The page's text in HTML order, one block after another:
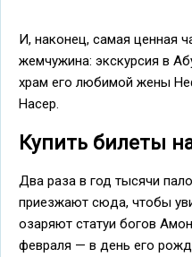
И, наконец, самая ценная
жемчужина: экскурсия в
храм его любимой жены
Насер.
Купить билеты
Два раза в год тысячи
приезжают сюда, чтобы
озаряют статуи богов
февраля — в день его